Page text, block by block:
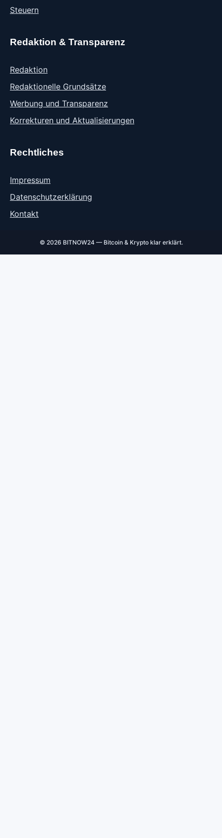
Steuern
Redaktion & Transparenz
Redaktion
Redaktionelle Grundsätze
Werbung und Transparenz
Korrekturen und Aktualisierungen
Rechtliches
Impressum
Datenschutzerklärung
Kontakt
© 2026 BITNOW24 — Bitcoin & Krypto klar erklärt.